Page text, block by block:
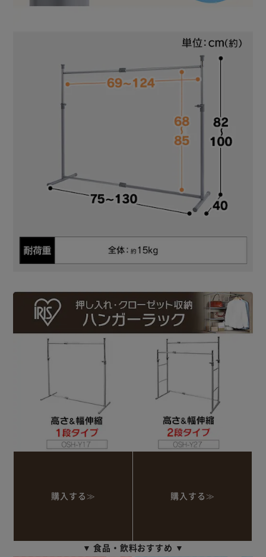
購入する≫ 購入する≫
▼ 食品・飲料おすすめ ▼